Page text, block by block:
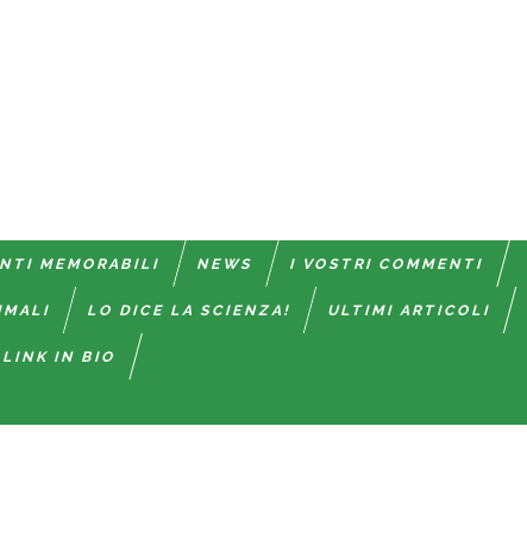
MEMORABILI NEWS I VOSTRI COMMENTI
LO DICE LA SCIENZA! ULTIMI ARTICOLI
LINK IN BIO